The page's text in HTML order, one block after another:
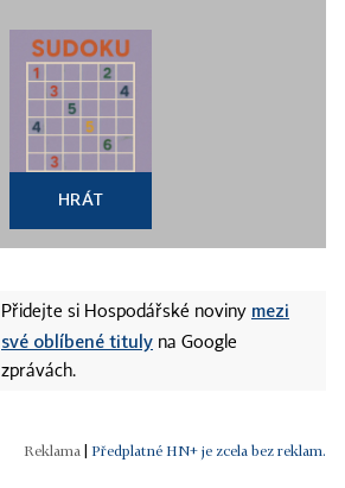
HRÁT
Přidejte si Hospodářské noviny mezi
své oblíbené tituly na Google
zprávách.
Předplatné HN+ je zcela bez reklam.